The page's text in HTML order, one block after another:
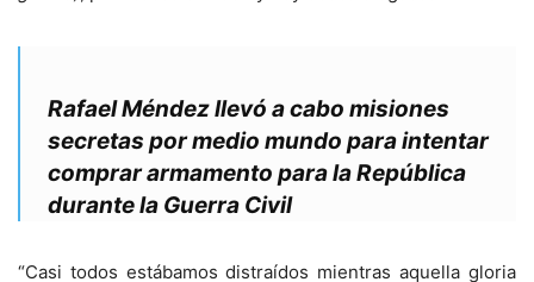
Rafael Méndez llevó a cabo misiones
secretas por medio mundo para intentar
comprar armamento para la República
durante la Guerra Civil
“Casi todos estábamos distraídos mientras aquella gloria